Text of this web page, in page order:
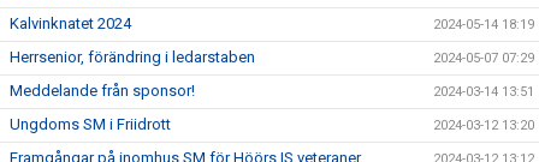
Kalvinknatet 2024 2024-05-14 18:19
Herrsenior, förändring i ledarstaben 2024-05-07 07:29
Meddelande från sponsor! 2024-03-14 13:51
Ungdoms SM i Friidrott 2024-03-12 13:20
Framgångar på inomhus SM för Höörs IS veteraner.